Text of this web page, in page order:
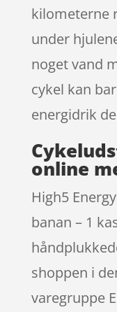
kilometerne
under
noget vand
cykel kan
energidrik
online
High5
banan – 1
shoppen i
varegruppe